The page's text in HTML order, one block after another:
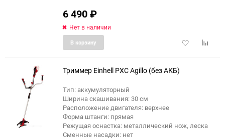
6 490₽
Нет в наличии
Добавить
В корзину
Триммер Einhell PXC Agillo (без АКБ)
Тип: аккумуляторный
Ширина скашивания: 30 см
Расположение двигателя: верхнее
Форма штанги: прямая
Режущая оснастка: металлический нож, леска
Сменные насадки: нет